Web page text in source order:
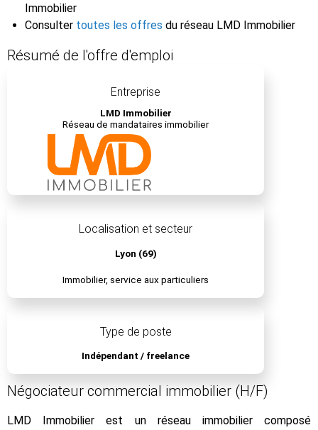
Immobilier
Consulter toutes les offres du réseau LMD Immobilier
Résumé de l'offre d'emploi
Entreprise
LMD Immobilier
Réseau de mandataires immobilier
Localisation et secteur
Lyon (69)
Immobilier, service aux particuliers
Type de poste
Indépendant / freelance
Négociateur commercial immobilier (H/F)
LMD Immobilier est un réseau immobilier composé